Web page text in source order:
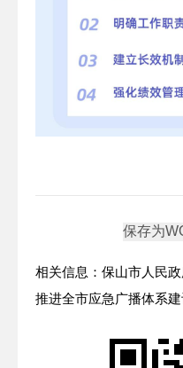
相关信息：保山市人民
推进全市应急广播体系